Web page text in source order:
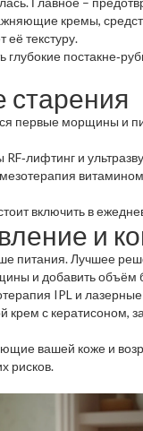
кремы,
её текстуру.
старения
первые морщины
и
включить в
и
питания. Лучшее
и добавить объём
IPL и
с кератисоном,
вашей коже и
рисков.